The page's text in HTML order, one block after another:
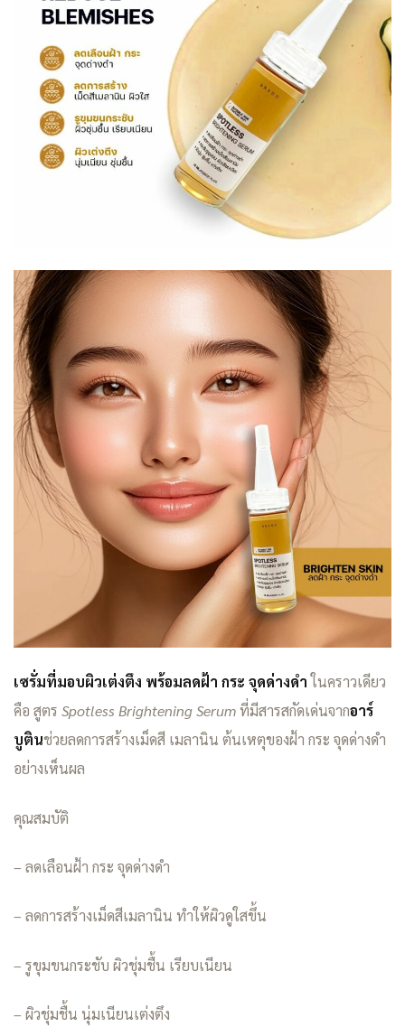
เซรั่มที่มอบผิวเต่งตึง พร้อมลดฝ้า กระ จุดด่างดำในคราวเดียว
คือ สูตร Spotless Brightening Serumที่มีสารสกัดเด่นจากอาร์
บูตินช่วยลดการสร้างเม็ดสี เมลานิน ต้นเหตุของฝ้า กระ จุดด่างดำ
อย่างเห็นผล
คุณสมบัติ
– ลดเลือนฝ้า กระ จุดด่างดำ
– ลดการสร้างเม็ดสีเมลานิน ทำให้ผิวดูใสขึ้น
– รูขุมขนกระชับ ผิวชุ่มชื้น เรียบเนียน
– ผิวชุ่มชื้น นุ่มเนียนเต่งตึง